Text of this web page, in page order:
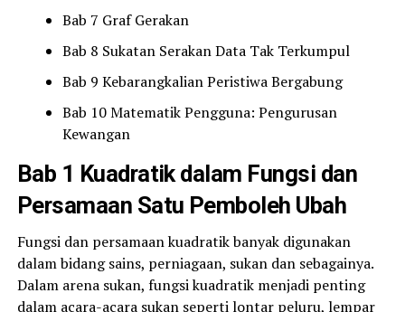
Bab 7 Graf Gerakan
Bab 8 Sukatan Serakan Data Tak Terkumpul
Bab 9 Kebarangkalian Peristiwa Bergabung
Bab 10 Matematik Pengguna: Pengurusan
Kewangan
Bab 1 Kuadratik dalam Fungsi dan
Persamaan Satu Pemboleh Ubah
Fungsi dan persamaan kuadratik banyak digunakan
dalam bidang sains, perniagaan, sukan dan sebagainya.
Dalam arena sukan, fungsi kuadratik menjadi penting
dalam acara-acara sukan seperti lontar peluru, lempar